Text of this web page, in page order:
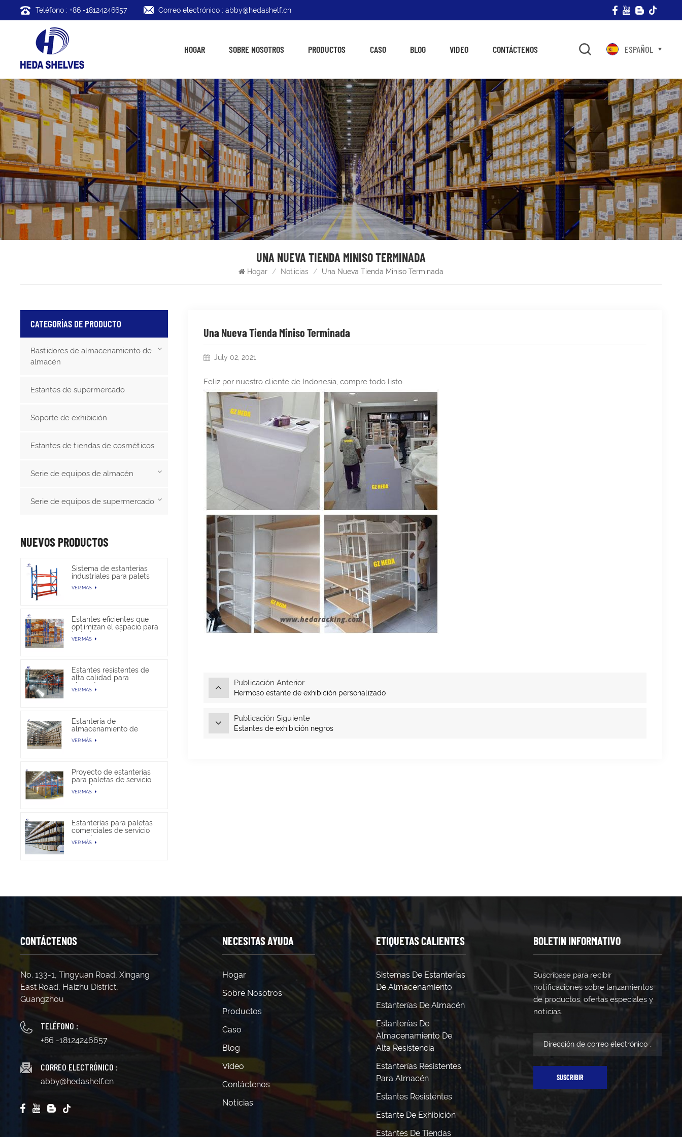
Teléfono : +86 -18124246657 Correo electrónico : abby@hedashelf.cn
HOGAR SOBRE NOSOTROS PRODUCTOS CASO BLOG VIDEO CONTÁCTENOS ESPAÑOL
UNA NUEVA TIENDA MINISO TERMINADA
Hogar / Noticias / Una Nueva Tienda Miniso Terminada
Una Nueva Tienda Miniso Terminada
July 02, 2021
Feliz por nuestro cliente de Indonesia, compre todo listo.
Publicación Anterior
Hermoso estante de exhibición personalizado
Publicación Siguiente
Estantes de exhibición negros
CATEGORÍAS DE PRODUCTO
Bastidores de almacenamiento de
almacén
Estantes de supermercado
Soporte de exhibición
Estantes de tiendas de cosméticos
Serie de equipos de almacén
Serie de equipos de supermercado
NUEVOS PRODUCTOS
Sistema de estanterías
industriales para palets
de alta resistencia para
almacenamiento en
VER MÁS
Estantes eficientes que
optimizan el espacio para
trabajos pesados en
almacenes
VER MÁS
Estantes resistentes de
alta calidad para
almacén
VER MÁS
Estantería de
almacenamiento de
paletas selectivas en
venta
VER MÁS
Proyecto de estanterías
para paletas de servicio
pesado
VER MÁS
Estanterías para paletas
comerciales de servicio
pesado
VER MÁS
CONTÁCTENOS
No. 133-1, Tingyuan Road, Xingang
East Road, Haizhu District,
Guangzhou
TELÉFONO :
+86 -18124246657
CORREO ELECTRÓNICO :
abby@hedashelf.cn
NECESITAS AYUDA
Hogar
Sobre Nosotros
Productos
Caso
Blog
Video
Contáctenos
Noticias
ETIQUETAS CALIENTES
Sistemas De Estanterías
De Almacenamiento
Estanterías De Almacén
Estanterías De
Almacenamiento De
Alta Resistencia
Estanterías Resistentes
Para Almacén
Estantes Resistentes
Estante De Exhibición
Estantes De Tiendas
BOLETIN INFORMATIVO
Suscríbase para recibir
notificaciones sobre lanzamientos
de productos, ofertas especiales y
noticias.
SUSCRIBIR